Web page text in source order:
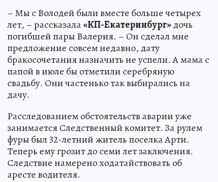
– Мы с Володей были вместе больше четырех
лет, – рассказала«КП-Екатеринбург»дочь
погибшей пары Валерия. – Он сделал мне
предложение совсем недавно, дату
бракосочетания назначить не успели. А мама с
папой в июле бы отметили серебряную
свадьбу. Они частенько так выбирались на
дачу.
Расследованием обстоятельств аварии уже
занимается Следственный комитет. За рулем
фуры был 32-летний житель поселка Арти.
Теперь ему грозит до семи лет заключения.
Следствие намерено ходатайствовать об
аресте водителя.